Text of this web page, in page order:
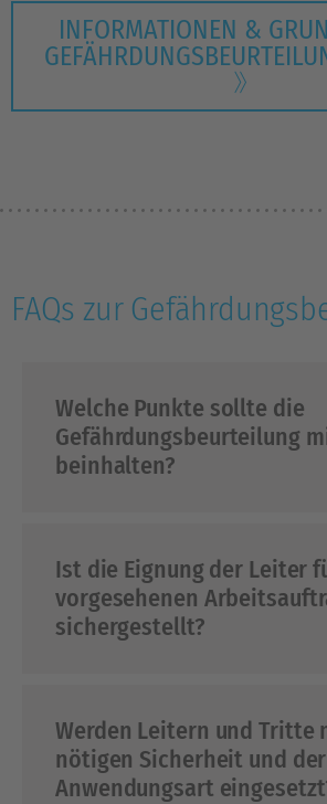
INFORMATIONEN &
FAQs zur
Welche Punkte sollte die
Gefährdungsbeurteilung
beinhalten?
Ist die Eignung der Leiter
vorgesehenen
sichergestellt?
Werden Leitern und Tritte
nötigen Sicherheit und
Anwendungsart